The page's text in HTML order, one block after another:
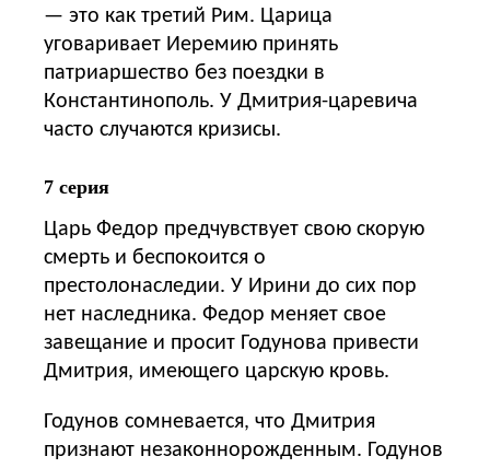
— это как третий Рим. Царица
уговаривает Иеремию принять
патриаршество без поездки в
Константинополь. У Дмитрия-царевича
часто случаются кризисы.
7 серия
Царь Федор предчувствует свою скорую
смерть и беспокоится о
престолонаследии. У Ирини до сих пор
нет наследника. Федор меняет свое
завещание и просит Годунова привести
Дмитрия, имеющего царскую кровь.
Годунов сомневается, что Дмитрия
признают незаконнорожденным. Годунов